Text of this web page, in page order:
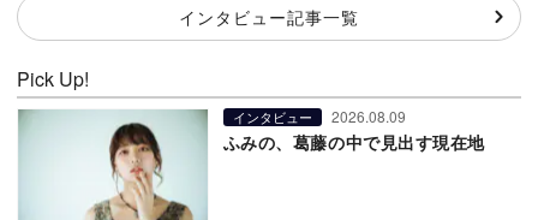
インタビュー記事一覧
Pick Up!
インタビュー 2026.08.09
ふみの、葛藤の中で見出す現在地